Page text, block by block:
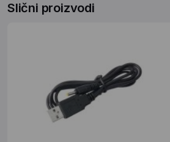
Slični proizvodi